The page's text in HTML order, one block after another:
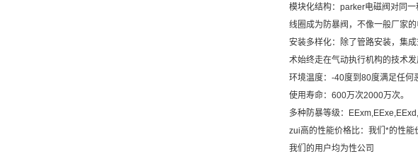
模块化结构：parker电磁阀对同
线圈成为防暴阀，不像一般厂家
安装多样化：除了管路安装，集
术始终走在气动执行机构的技术发
环境温度：-40度到80度满足任何
使用寿命：600万次2000万次。
多种防暴等级：
zui高的性能价格比：我们*的性能
我们的用户均为性公司